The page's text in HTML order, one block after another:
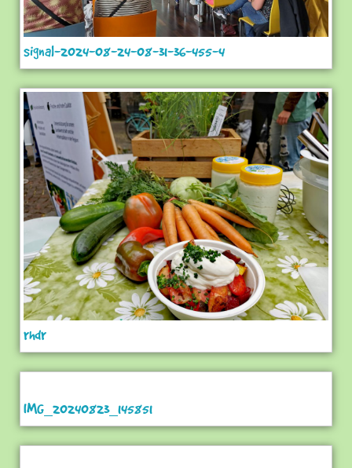
signal-2024-08-24-08-31-36-455-4
rhdr
IMG_20240823_145851